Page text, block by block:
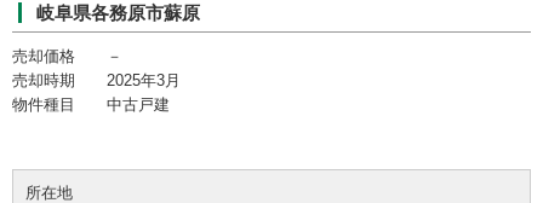
岐阜県各務原市蘇原
売却価格 －
売却時期 2025年3月
物件種目 中古戸建
所在地